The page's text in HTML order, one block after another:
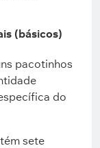
(básicos)
pacotinhos
do
sete